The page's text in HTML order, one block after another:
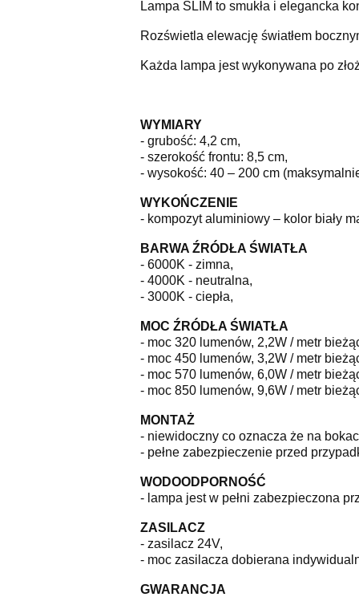
Lampa SLIM to smukła i elegancka
Rozświetla elewację światłem
Każda lampa jest wykonywana po
WYMIARY
- grubość: 4,2 cm,
- szerokość frontu: 8,5 cm,
- wysokość: 40 – 200 cm
WYKOŃCZENIE
- kompozyt aluminiowy – kolor biały
BARWA ŹRÓDŁA ŚWIATŁA
- 6000K - zimna,
- 4000K - neutralna,
- 3000K - ciepła,
MOC ŹRÓDŁA ŚWIATŁA
- moc 320 lumenów, 2,2W / metr
- moc 450 lumenów, 3,2W / metr
- moc 570 lumenów, 6,0W / metr
- moc 850 lumenów, 9,6W / metr
MONTAŻ
- niewidoczny co oznacza że na
- pełne zabezpieczenie przed
WODOODPORNOŚĆ
- lampa jest w pełni zabezpieczona
ZASILACZ
- zasilacz 24V,
- moc zasilacza dobierana
GWARANCJA